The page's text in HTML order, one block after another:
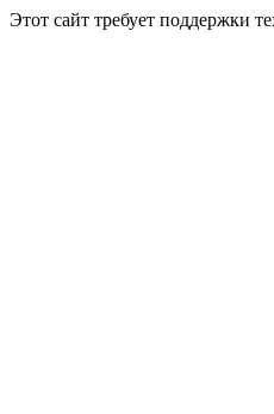
Этот сайт требует поддержки